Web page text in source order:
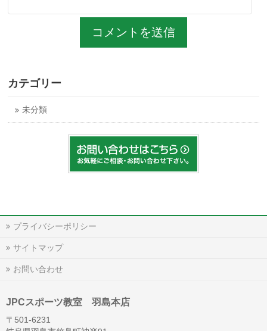
カテゴリー
未分類
プライバシーポリシー
サイトマップ
お問い合わせ
JPCスポーツ教室 羽島本店
〒501-6231